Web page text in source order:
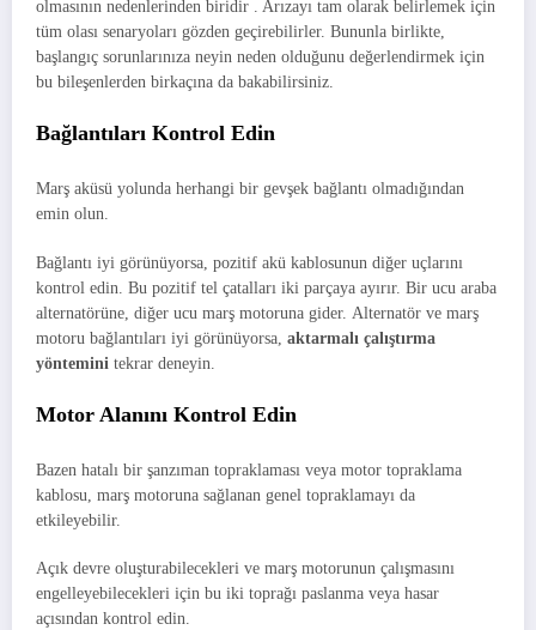
olmasının nedenlerinden biridir . Arızayı tam olarak belirlemek için
tüm olası senaryoları gözden geçirebilirler. Bununla birlikte,
başlangıç ​​sorunlarınıza neyin neden olduğunu değerlendirmek için
bu bileşenlerden birkaçına da bakabilirsiniz.
Bağlantıları Kontrol Edin
Marş aküsü yolunda herhangi bir gevşek bağlantı olmadığından
emin olun.
Bağlantı iyi görünüyorsa, pozitif akü kablosunun diğer uçlarını
kontrol edin. Bu pozitif tel çatalları iki parçaya ayırır. Bir ucu araba
alternatörüne, diğer ucu marş motoruna gider. Alternatör ve marş
motoru bağlantıları iyi görünüyorsa, aktarmalı çalıştırma
yöntemini tekrar deneyin.
Motor Alanını Kontrol Edin
Bazen hatalı bir şanzıman topraklaması veya motor topraklama
kablosu, marş motoruna sağlanan genel topraklamayı da
etkileyebilir.
Açık devre oluşturabilecekleri ve marş motorunun çalışmasını
engelleyebilecekleri için bu iki toprağı paslanma veya hasar
açısından kontrol edin.